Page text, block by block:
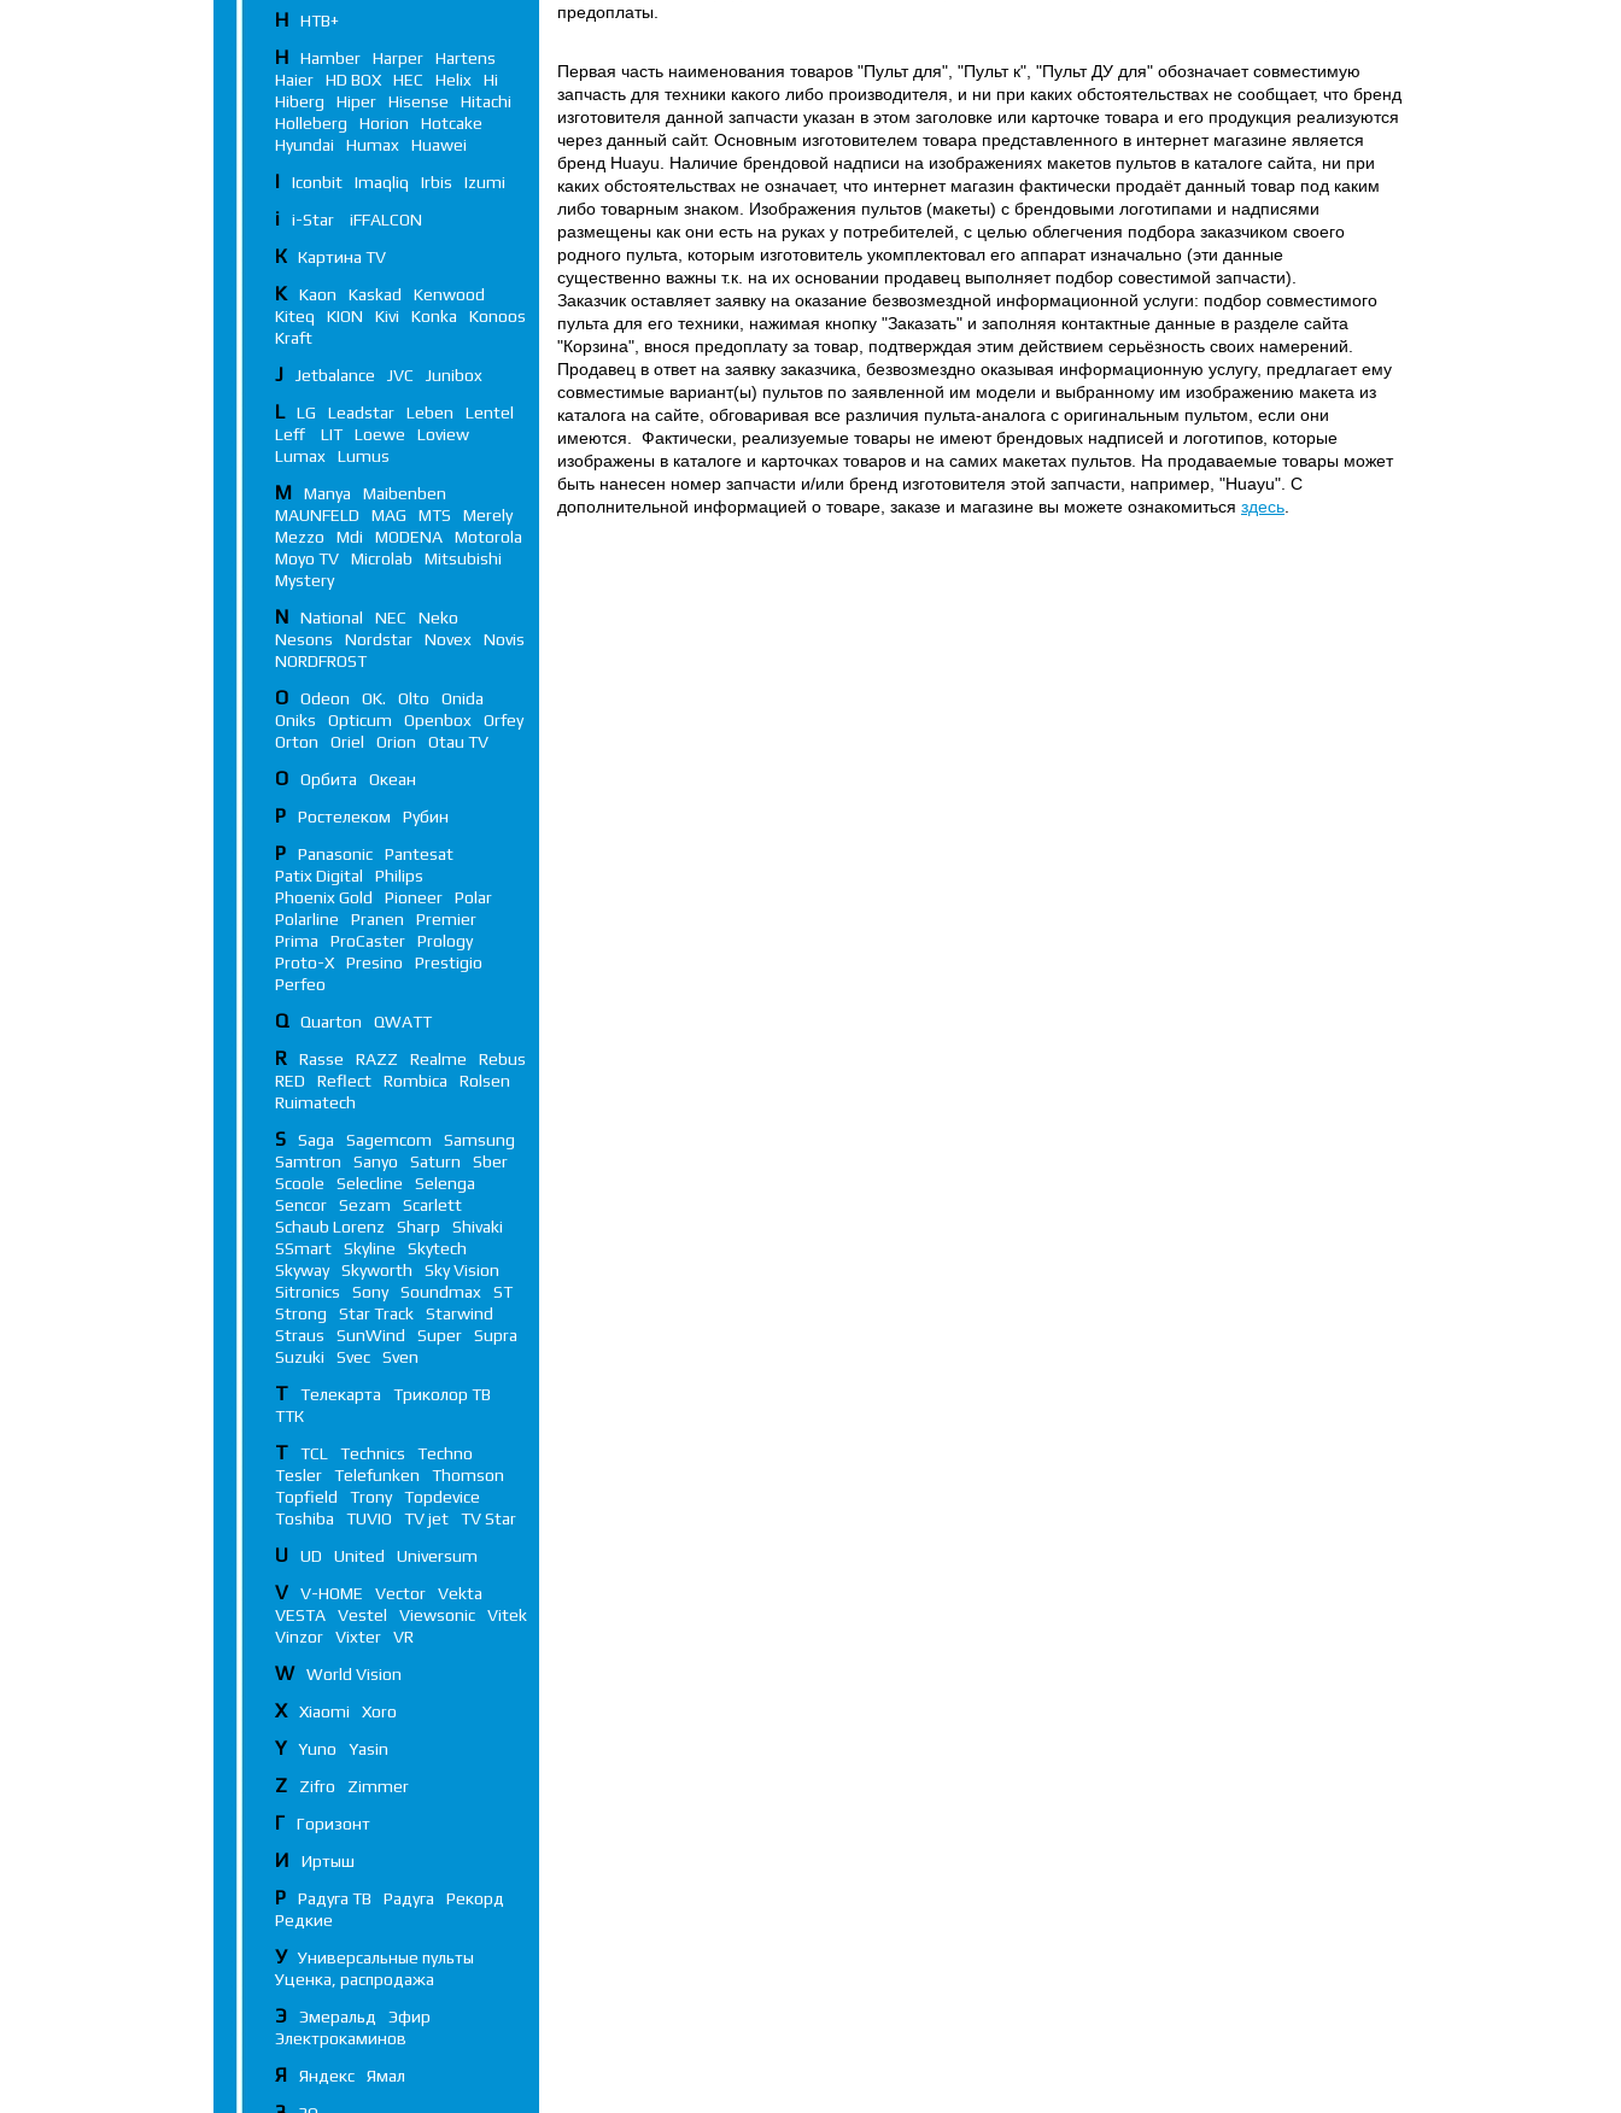
предоплаты.
Первая часть наименования товаров "Пульт для", "Пульт к", "Пульт ДУ для" обозначает совместимую
запчасть для техники какого либо производителя, и ни при каких обстоятельствах не сообщает, что бренд
изготовителя данной запчасти указан в этом заголовке или карточке товара и его продукция реализуются
через данный сайт. Основным изготовителем товара представленного в интернет магазине является
бренд Huayu. Наличие брендовой надписи на изображениях макетов пультов в каталоге сайта, ни при
каких обстоятельствах не означает, что интернет магазин фактически продаёт данный товар под каким
либо товарным знаком. Изображения пультов (макеты) с брендовыми логотипами и надписями
размещены как они есть на руках у потребителей, с целью облегчения подбора заказчиком своего
родного пульта, которым изготовитель укомплектовал его аппарат изначально (эти данные
существенно важны т.к. на их основании продавец выполняет подбор совестимой запчасти).
Заказчик оставляет заявку на оказание безвозмездной информационной услуги: подбор совместимого
пульта для его техники, нажимая кнопку "Заказать" и заполняя контактные данные в разделе сайта
"Корзина", внося предоплату за товар, подтверждая этим действием серьёзность своих намерений.
Продавец в ответ на заявку заказчика, безвозмездно оказывая информационную услугу, предлагает ему
совместимые вариант(ы) пультов по заявленной им модели и выбранному им изображению макета из
каталога на сайте, обговаривая все различия пульта-аналога с оригинальным пультом, если они
имеются. Фактически, реализуемые товары не имеют брендовых надписей и логотипов, которые
изображены в каталоге и карточках товаров и на самих макетах пультов. На продаваемые товары может
быть нанесен номер запчасти и/или бренд изготовителя этой запчасти, например, "Huayu". С
дополнительной информацией о товаре, заказе и магазине вы можете ознакомиться здесь
Н НТВ+
H Hamber Harper
Hartens
Haier
HD BOX HEC Helix
Hi
Hiberg
Hiper Hisense
Hitachi
Holleberg
Horion
Hotcake
Hyundai
Humax Huawei
I Iconbit Imaqliq Irbis Izumi
i i-Star iFFALСON
К Картина TV
K Kaon Kaskad
Kenwood
Kiteq
KION Kivi Konka
Konoos
Kraft
J Jetbalance JVC Junibox
L LG Leadstar Leben
Lentel
Leff
LIT Loewe
Loview
Lumax
Lumus
M Manya
Maibenben
MAUNFELD
MAG MTS
Merely
Mezzo
Mdi MODENA
Motorola
Moyo TV
Microlab
Mitsubishi
Mystery
N National NEC
Neko
Nesons
Nordstar Novex
Novis
NORDFROST
O Odeon OK. Olto
Onida
Oniks
Opticum Openbox
Orfey
Orton
Oriel Orion Otau TV
О Орбита Океан
Р Ростелеком Рубин
P Panasonic
Pantesat
Patix Digital
Philips
Phoenix Gold
Pioneer
Polar
Polarline
Pranen
Premier
Prima
ProCaster
Prology
Proto-X
Presino
Prestigio
Perfeo
Q Quarton QWATT
R Rasse RAZZ Realme
Rebus
RED
Reflect Rombica
Rolsen
Ruimatech
S Saga Sagemcom
Samsung
Samtron
Sanyo Saturn
Sber
Scoole
Selecline
Selenga
Sencor
Sezam
Scarlett
Schaub Lorenz
Sharp
Shivaki
SSmart
Skyline
Skytech
Skyway
Skyworth
Sky Vision
Sitronics
Sony Soundmax
ST
Strong
Star Track
Starwind
Straus
SunWind Super
Supra
Suzuki
Svec Sven
Т Телекарта
Триколор ТВ
ТТК
T TCL Technics
Techno
Tesler
Telefunken
Thomson
Topfield
Trony
Topdevice
Toshiba
TUVIO TV jet TV Star
U UD United Universum
V V-HOME Vector
Vekta
VESTA
Vestel Viewsonic
Vitek
Vinzor
Vixter VR
W World Vision
X Xiaomi Xoro
Y Yuno Yasin
Z Zifro Zimmer
Г Горизонт
И Иртыш
Р Радуга ТВ Радуга
Рекорд
Редкие
У
Универсальные пульты
Уценка, распродажа
Э Эмеральд
Эфир
Электрокаминов
Я Яндекс Ямал